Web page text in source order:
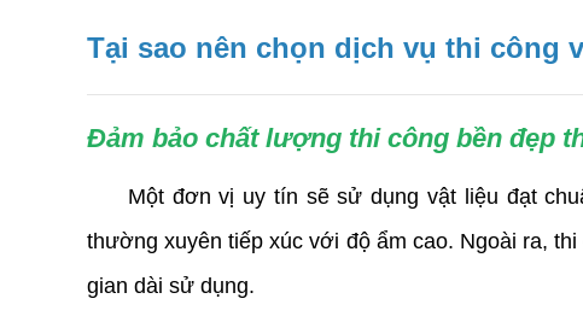
Tại sao nên chọn dịch vụ thi công
Đảm bảo chất lượng thi công bền đẹp
Một đơn vị uy tín sẽ sử dụng vật liệu đạt
thường xuyên tiếp xúc với độ ẩm cao. Ngoài ra,
gian dài sử dụng.